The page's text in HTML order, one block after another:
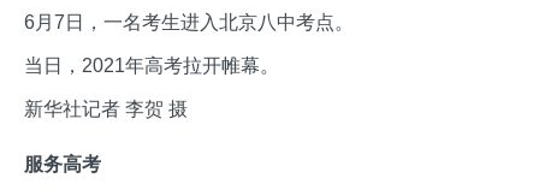
6月7日，一名考生进入北京八中考点。
当日，2021年高考拉开帷幕。
新华社记者 李贺 摄
服务高考